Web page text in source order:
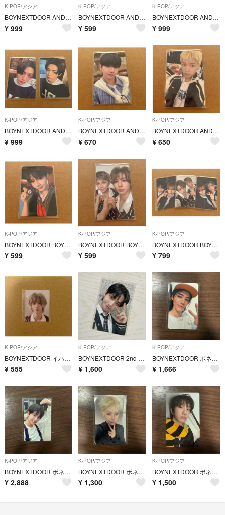
K-POP/アジア
BOYNEXTDOOR AND ジェヒョン ラキドロ
¥ 999
K-POP/アジア
BOYNEXTDOOR AND イハン シール
¥ 599
K-POP/アジア
BOYNEXTDOOR AND ジェヒョン トレカ シール セット
¥ 999
K-POP/アジア
BOYNEXTDOOR AND TAESAN テサン トレカセット
¥ 999
K-POP/アジア
BOYNEXTDOOR AND ジェヒョン トレカ
¥ 670
K-POP/アジア
BOYNEXTDOOR AND リウ トレカ
¥ 650
K-POP/アジア
BOYNEXTDOOR BOYLIFE ジェヒョン トレカ
¥ 599
K-POP/アジア
BOYNEXTDOOR BOYLIFE ケミトレカ イリオンズ
¥ 599
K-POP/アジア
BOYNEXTDOOR BOYLIFE テサン ケミトレカ セット
¥ 799
K-POP/アジア
BOYNEXTDOOR イハン ID写真 証明写真
¥ 555
K-POP/アジア
BOYNEXTDOOR 2nd EP『HOW？』 Weverse Shop GLOBAL サイン会 フォトカード ジェヒョン
¥ 1,600
K-POP/アジア
BOYNEXTDOOR ボネクド 韓国 ラキドロ home イハン
¥ 1,666
K-POP/アジア
BOYNEXTDOOR ボネクド 韓国 ラキドロ home ジェヒョン
¥ 2,888
K-POP/アジア
BOYNEXTDOOR ボネクド 韓国 ラキドロ home リウ
¥ 1,300
K-POP/アジア
BOYNEXTDOOR ボネクド 韓国 ラキドロ home ウナク
¥ 1,500